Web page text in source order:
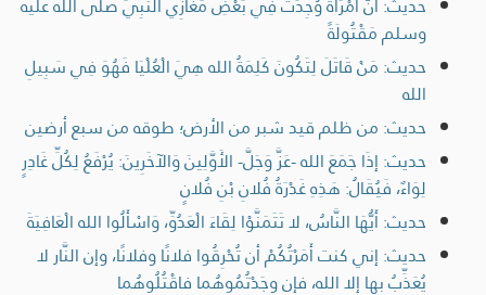
وسلم مَقْتُولَةً
حديث: مَنْ قَاتَلَ لِتَكُونَ كَلِمَةُ الله هِيَ الْعُلْيَا فَهُوَ فِي سَبِيلِ
الله
حديث: من ظلم قيد شبر من الأرض؛ طوقه من سبع أرضين
حديث: إذَا جَمَعَ الله -عَزَّ وَجَلَّ- الأَوَّلِينَ وَالآخَرِينَ: يُرْفَعُ لِكُلِّ غَادِرٍ
لِوَاءٌ، فَيُقَالُ: هَذِهِ غَدْرَةُ فُلانِ بْنِ فُلانٍ
حديث: أَيُّهَا النَّاسُ، لا تَتَمَنَّوْا لِقَاءَ الْعَدُوِّ، وَاسْأَلُوا الله الْعَافِيَةَ
حديث: إني كنت أَمَرْتُكُمْ أن تُحْرِقُوا فلانًا وفلانًا، وإن النَّار لا
يُعَذِّبُ بها إلا الله، فإن وجَدْتُمُوهُما فاقْتُلُوهُما